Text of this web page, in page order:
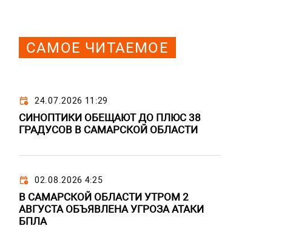
САМОЕ ЧИТАЕМОЕ
24.07.2026 11:29
СИНОПТИКИ ОБЕЩАЮТ ДО ПЛЮС 38
ГРАДУСОВ В САМАРСКОЙ ОБЛАСТИ
02.08.2026 4:25
В САМАРСКОЙ ОБЛАСТИ УТРОМ 2
АВГУСТА ОБЪЯВЛЕНА УГРОЗА АТАКИ
БПЛА